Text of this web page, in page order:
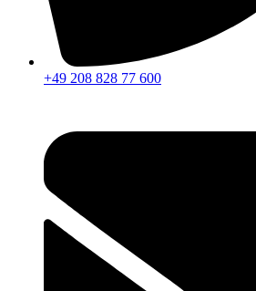
+49 208 828 77 600